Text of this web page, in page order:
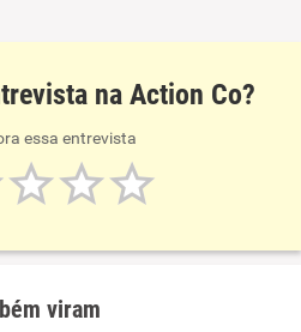
na Action Co?
essa entrevista
viram